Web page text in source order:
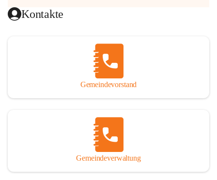
Kontakte
Gemeindevorstand
Gemeindeverwaltung